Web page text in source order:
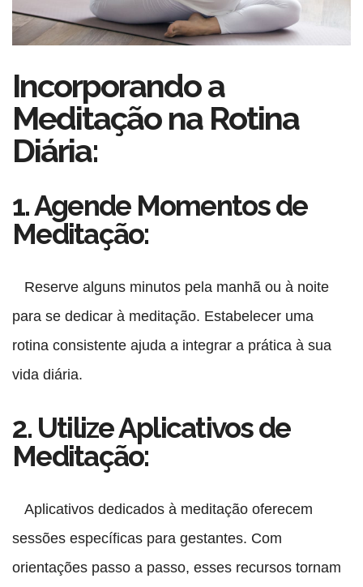
Incorporando a
Meditação na Rotina
Diária:
1. Agende Momentos de
Meditação:
Reserve alguns minutos pela manhã ou à noite
para se dedicar à meditação. Estabelecer uma
rotina consistente ajuda a integrar a prática à sua
vida diária.
2. Utilize Aplicativos de
Meditação:
Aplicativos dedicados à meditação oferecem
sessões específicas para gestantes. Com
orientações passo a passo, esses recursos tornam